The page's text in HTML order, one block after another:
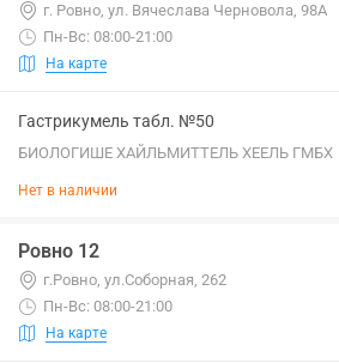
г. Ровно, ул. Вячеслава Черновола, 98А
Пн-Вс: 08:00-21:00
На карте
Гастрикумель табл. №50
БИОЛОГИШЕ ХАЙЛЬМИТТЕЛЬ ХЕЕЛЬ ГМБХ
Нет в наличии
Ровно 12
г.Ровно, ул.Соборная, 262
Пн-Вс: 08:00-21:00
На карте